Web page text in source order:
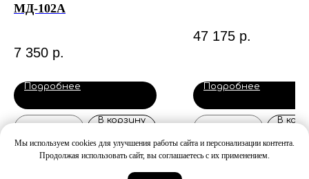
МД-102А
7 350 р.
Подробнее
В корзину
47 175 р.
Подробнее
В
Мы используем cookies для улучшения работы сайта и персонализации контента.
Продолжая использовать сайт, вы соглашаетесь с их применением.